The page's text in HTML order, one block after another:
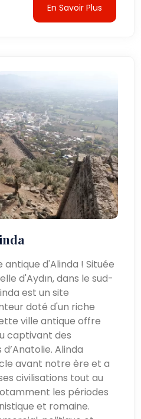
En Savoir Plus
antique d'Alinda ! Située
d'Aydın, dans le sud-
est un site
doté d'un riche
ville antique offre
captivant des
Alinda
avant notre ère et a
civilisations tout au
les périodes
et romaine.